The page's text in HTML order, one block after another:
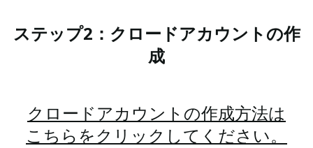
ステップ2：クロードアカウントの作
成
クロードアカウントの作成方法は
こちらをクリックしてください。